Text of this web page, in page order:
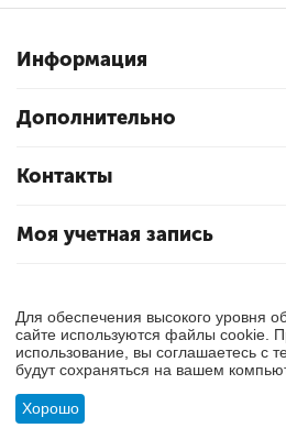
Информация
Дополнительно
Контакты
Моя учетная запись
Для обеспечения высокого уровня
сайте используются файлы cookie.
использование, вы соглашаетесь с
будут сохраняться на вашем
Хорошо